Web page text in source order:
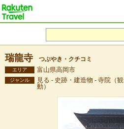
瑞龍寺 つぶやき・クチコミ
エリア 富山県高岡市
ジャンル
見る - 史跡・建造物 - 寺院（
動）